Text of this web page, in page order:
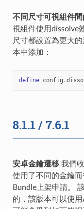
不同尺寸可視組件
視組件使用dissolve
尺寸都設置為更大
本中添加：
define config .
8.1.1 / 7.6.1
安卓金鑰遷移我們
使用了不同的金鑰
Bundle上架申請。
的，該版本可以使